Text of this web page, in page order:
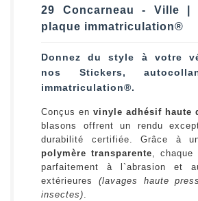
29 Concarneau - Ville |
plaque immatriculation®
Donnez du style à votre
nos Stickers,
immatriculation®.
Conçus en vinyle adhésif haute
blasons offrent un rendu
durabilité certifiée. Grâce à
polymère transparente, chaque
parfaitement à l`abrasion et
extérieures (lavages haute
insectes).